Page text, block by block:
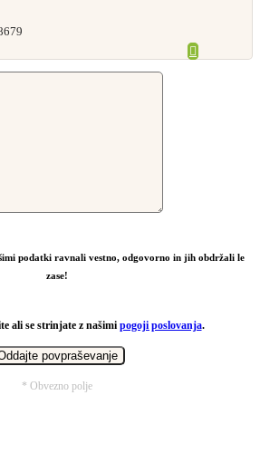
podatki ravnali vestno, odgovorno in jih obdržali le
zase!
ali se strinjate z našimi pogoji poslovanja.
* Obvezno polje